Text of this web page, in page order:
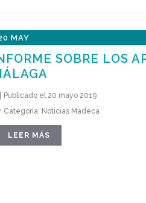
MAY
SOBRE LOS
Publicado el 20 mayo 2019
Categoría: Noticias Madeca
LEER MÁS